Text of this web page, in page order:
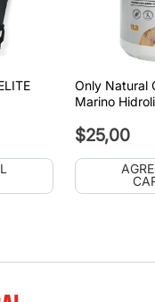
Only Natural
Marino
$25,00